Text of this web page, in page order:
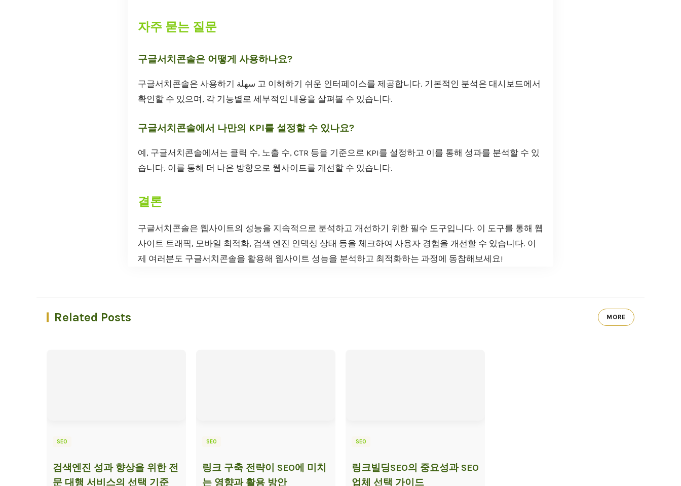
자주 묻는 질문
구글서치콘솔은 어떻게 사용하나요?
구글서치콘솔은 사용하기 سهلة 고 이해하기 쉬운 인터페이스를 제공합니다. 기본적인 분석은 대시보드에서
확인할 수 있으며, 각 기능별로 세부적인 내용을 살펴볼 수 있습니다.
구글서치콘솔에서 나만의 KPI를 설정할 수 있나요?
예, 구글서치콘솔에서는 클릭 수, 노출 수, CTR 등을 기준으로 KPI를 설정하고 이를 통해 성과를 분석할 수 있
습니다. 이를 통해 더 나은 방향으로 웹사이트를 개선할 수 있습니다.
결론
구글서치콘솔은 웹사이트의 성능을 지속적으로 분석하고 개선하기 위한 필수 도구입니다. 이 도구를 통해 웹
사이트 트래픽, 모바일 최적화, 검색 엔진 인덱싱 상태 등을 체크하여 사용자 경험을 개선할 수 있습니다. 이
제 여러분도 구글서치콘솔을 활용해 웹사이트 성능을 분석하고 최적화하는 과정에 동참해보세요!
Related Posts MORE
SEO
검색엔진 성과 향상을 위한 전
문 대행 서비스의 선택 기준
SEO
링크 구축 전략이 SEO에 미치
는 영향과 활용 방안
SEO
링크빌딩SEO의 중요성과 SEO
업체 선택 가이드